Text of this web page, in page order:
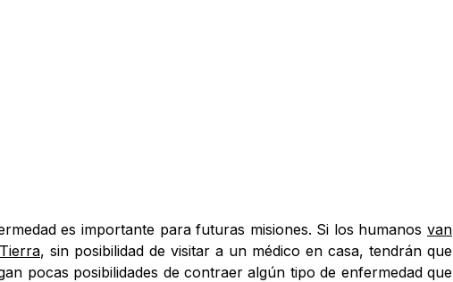
es importante para futuras misiones. Si los humanos van
, sin posibilidad de visitar a un médico en casa, tendrán que
pocas posibilidades de contraer algún tipo de enfermedad que